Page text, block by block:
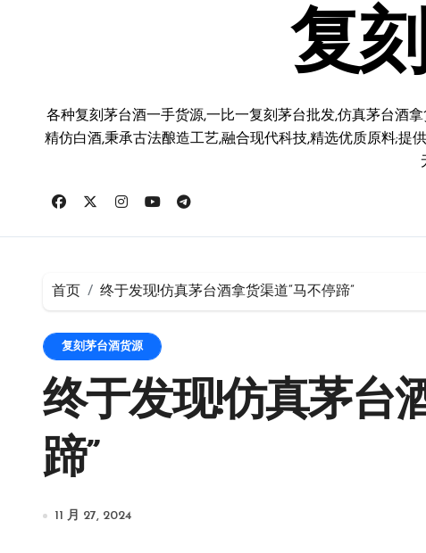
复
各种复刻茅台酒一手货源,一比一复刻茅台批发,仿真茅台酒
精仿白酒,秉承古法酿造工艺,融合现代科技,精选优质原料;提
首页 终于发现!仿真茅台酒拿货渠道“马不停蹄”
复刻茅台酒货源
终于发现!仿真茅台
蹄”
11 月 27, 2024